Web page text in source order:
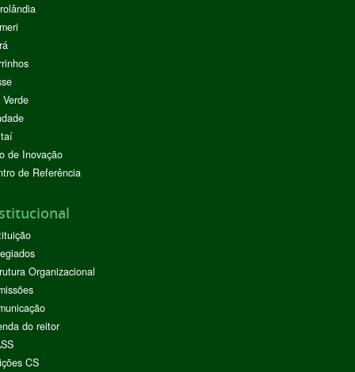
de Inovação
de Referência
Organizacional
do reitor
CS